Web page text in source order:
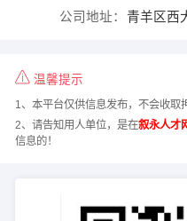
公司地址： 青羊区西
温馨提示
1、本平台仅供信息发布，不会收取
2、请告知用人单位，是在叙永人才
信息的！